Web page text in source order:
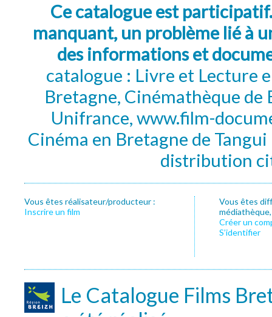
Ce catalogue est
manquant, un problème lié à
des informations et
catalogue : Livre et Lecture
Bretagne, Cinémathèque de
Unifrance, www.film-
Cinéma en Bretagne de
distribution
Vous êtes réalisateur/producteur :
Inscrire un film
Vous êtes
Créer un
S’identifier
Le Catalogue Films